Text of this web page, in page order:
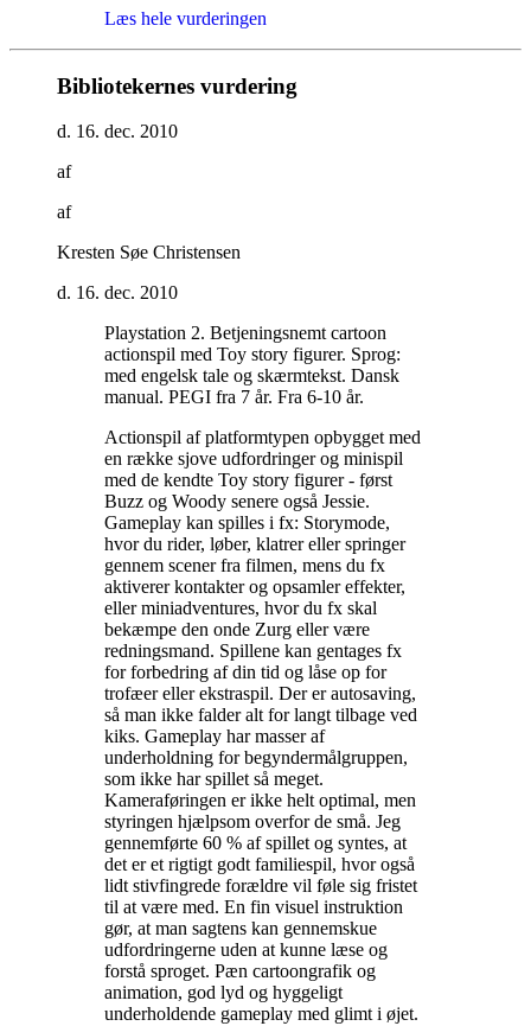
Læs hele vurderingen
Bibliotekernes vurdering
d. 16. dec. 2010
af
af
Kresten Søe Christensen
d. 16. dec. 2010
Playstation 2. Betjeningsnemt cartoon
actionspil med Toy story figurer. Sprog:
med engelsk tale og skærmtekst. Dansk
manual. PEGI fra 7 år. Fra 6-10 år.
Actionspil af platformtypen opbygget med
en række sjove udfordringer og minispil
med de kendte Toy story figurer - først
Buzz og Woody senere også Jessie.
Gameplay kan spilles i fx: Storymode,
hvor du rider, løber, klatrer eller springer
gennem scener fra filmen, mens du fx
aktiverer kontakter og opsamler effekter,
eller miniadventures, hvor du fx skal
bekæmpe den onde Zurg eller være
redningsmand. Spillene kan gentages fx
for forbedring af din tid og låse op for
trofæer eller ekstraspil. Der er autosaving,
så man ikke falder alt for langt tilbage ved
kiks. Gameplay har masser af
underholdning for begyndermålgruppen,
som ikke har spillet så meget.
Kameraføringen er ikke helt optimal, men
styringen hjælpsom overfor de små. Jeg
gennemførte 60 % af spillet og syntes, at
det er et rigtigt godt familiespil, hvor også
lidt stivfingrede forældre vil føle sig fristet
til at være med. En fin visuel instruktion
gør, at man sagtens kan gennemskue
udfordringerne uden at kunne læse og
forstå sproget. Pæn cartoongrafik og
animation, god lyd og hyggeligt
underholdende gameplay med glimt i øjet.